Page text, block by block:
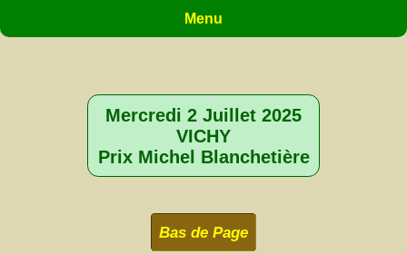
Menu
Mercredi 2 Juillet 2025
VICHY
Prix Michel Blanchetière
Bas de Page